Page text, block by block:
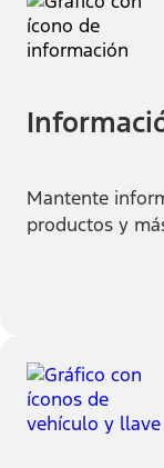
Mantente
productos y